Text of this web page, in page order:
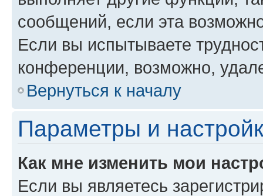
сообщений, если эта
Если вы испытываете
конференции, возможно,
Вернуться к началу
Параметры и
Как мне изменить мои
Если вы являетесь